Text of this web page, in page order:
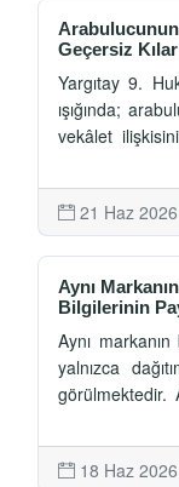
Geçersiz Kılar
Yargıtay 9.
ışığında;
vekâlet
taraf
incelenmektedir.
21 Haz 2026
Aynı
Bilgilerinin
Yaklaşımı
Aynı
yalnızca
görülmektedir.
bakımından
çalışmada
18 Haz 2026